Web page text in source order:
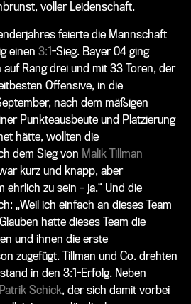
voller Leidenschaft.
feierte die Mannschaft
einen 3:1-Sieg. Bayer 04 ging
Rang drei und mit 33 Toren, der
Offensive, in die
nach dem mäßigen
Punkteausbeute und Platzierung
hätte, wollten die
dem Sieg von Malik Tillman
kurz und knapp, aber
ehrlich zu sein – ja.“ Und die
„Weil ich einfach an dieses Team
hatte dieses Team die
und ihnen die erste
zugefügt. Tillman und Co. drehten
in den 3:1-Erfolg. Neben
Patrik Schick, der sich damit vorbei